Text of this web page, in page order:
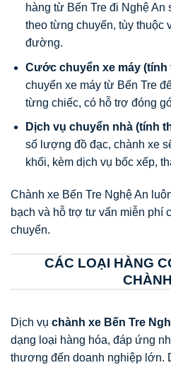
hàng từ Bến Tre đi Nghệ
theo từng chuyến, tùy thuộc
đường.
Cước chuyển xe máy (tính
chuyển xe máy từ Bến Tre
từng chiếc, có hỗ trợ đóng
Dịch vụ chuyển nhà (tính
số lượng đồ đạc, chành xe
khối, kèm dịch vụ bốc xếp,
Chành xe Bến Tre Nghệ An
bạch và hỗ trợ tư vấn miễn phí
chuyển.
CÁC LOẠI HÀNG
Dịch vụ chành xe Bến Tre
dạng loại hàng hóa, đáp ứng
thương đến doanh nghiệp lớn.